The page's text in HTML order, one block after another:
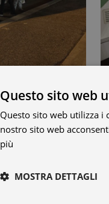
Questo sito web
Questo sito web utilizza i
nostro sito web
più
MOSTRA DETTAGLI